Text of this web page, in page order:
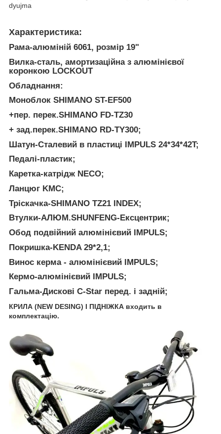
dyujma
Характеристика:
Рама-алюміній 6061, розмір 19"
Вилка-сталь, амортизаційна з алюмінієвої
коронкою LOCKOUT
Обладнання:
Моноблок SHIMANO ST-EF500
+пер. перек.SHIMANO FD-TZ30
+ зад.перек.SHIMANO RD-TY300;
Шатун-Сталевий в пластиці IMPULS 24*34*42T;
Педалі-пластик;
Каретка-катрідж NECO;
Ланцюг KMC;
Тріскачка-SHIMANO TZ21 INDEX;
Втулки-АЛЮМ.SHUNFENG-Ексцентрик;
Обод подвійний алюмінієвий IMPULS;
Покришка-KENDA 29*2,1;
Винос керма - алюмінієвий IMPULS;
Кермо-алюмінієвий IMPULS;
Гальма-Дискові C-Star перед. і задній;
КРИЛА (NEW DESING) І ПІДНІЖКА входить в
комплектацію.